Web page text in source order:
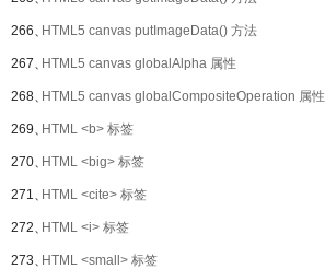
266、HTML5 canvas putImageData() 方法
267、HTML5 canvas globalAlpha 属性
268、HTML5 canvas globalCompositeOperation 属性
269、HTML <b> 标签
270、HTML <big> 标签
271、HTML <cite> 标签
272、HTML <i> 标签
273、HTML <small> 标签